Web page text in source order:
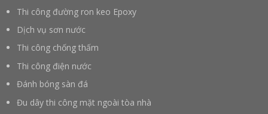
Thi công đường ron keo Epoxy
Dịch vụ sơn nước
Thi công chống thấm
Thi công điện nước
Đánh bóng sàn đá
Đu dây thi công mặt ngoài tòa nhà